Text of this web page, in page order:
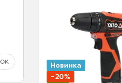
Новинка
−20%
OK